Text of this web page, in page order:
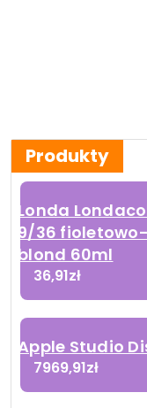
Produkty
Londa
9/36
blond 60ml
36,91zł
Apple Studio
7969,91zł